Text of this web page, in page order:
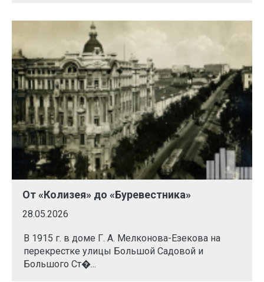
От «Колизея» до «Буревестника»
28.05.2026
В 1915 г. в доме Г. А. Мелконова-Езекова на
перекрестке улицы Большой Садовой и
Большого Ст�...